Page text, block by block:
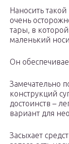
Наносить
очень
тары, в которой
маленький
Он
Замечательно
конструкций
достоинств –
вариант для
Засыхает